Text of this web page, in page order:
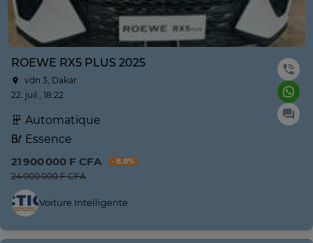
ROEWE RX5 PLUS 2025
vdn 3, Dakar
22. juil., 18:22
Automatique
Essence
21 900 000 F CFA
- 8.8%
24 000 000 F CFA
Voiture Intelligente